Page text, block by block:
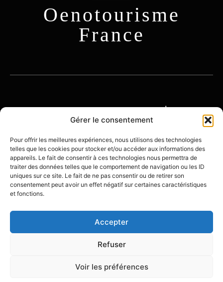
Gérer le consentement
Pour offrir les meilleures expériences, nous utilisons des technologies
telles que les cookies pour stocker et/ou accéder aux informations des
appareils. Le fait de consentir à ces technologies nous permettra de
traiter des données telles que le comportement de navigation ou les ID
uniques sur ce site. Le fait de ne pas consentir ou de retirer son
consentement peut avoir un effet négatif sur certaines caractéristiques
et fonctions.
Accepter
Refuser
Voir les préférences
Oenotourisme
France
© 2026 OENOTOURISME-FRANCE | TOUS
DROITS RÉSERVÉS
À
PROPOS
POLITIQUE DE
CONFIDENTIALITÉ
MENTIONS
LÉGALES
Créé avec ❤️ parOlivier Beining - Stratégie
Digitale